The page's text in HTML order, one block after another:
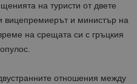
на туристи от двете
вицепремиерът и министър на
на срещата си с гръцкия
отношения между